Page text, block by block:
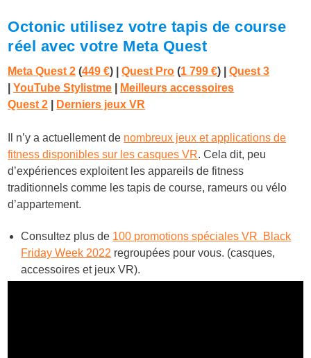
Octonic utilisez votre tapis de course
réel avec votre Meta Quest
Meta Quest 2 (449 €) |Quest Pro (1 799 €) |Quest 3
YouTube Stylistme
Meilleurs accessoires
Quest 2
Derniers jeux VR
Il n’y a actuellement de nombreux jeux et applications de
fitness disponibles sur les casques VR. Cela dit, peu
d’expériences exploitent les appareils de fitness
traditionnels comme les tapis de course, rameurs ou vélo
d’appartement.
Consultez plus de 100 promotions spéciales VR Black
Friday Week 2022 regroupées pour vous. (casques,
accessoires et jeux VR).